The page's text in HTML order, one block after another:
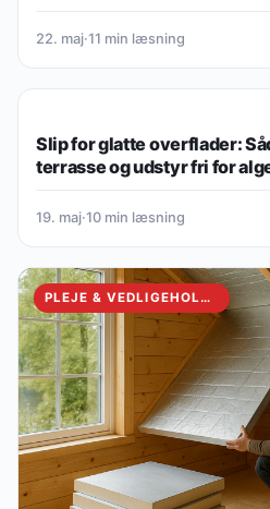
22. maj·11 min læsning
Slip for glatte overflader:
terrasse og udstyr fri for
19. maj·10 min læsning
PLEJE & VEDLIGEHOLDELSE